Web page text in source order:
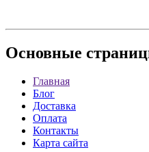
Основные
Главная
Блог
Доставка
Оплата
Контакты
Карта сайта